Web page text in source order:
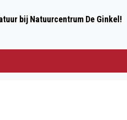
bij Natuurcentrum De Ginkel!